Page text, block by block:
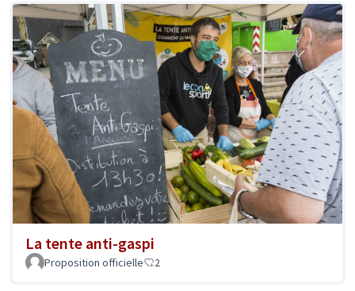
La tente anti-gaspi
Proposition officielle 2